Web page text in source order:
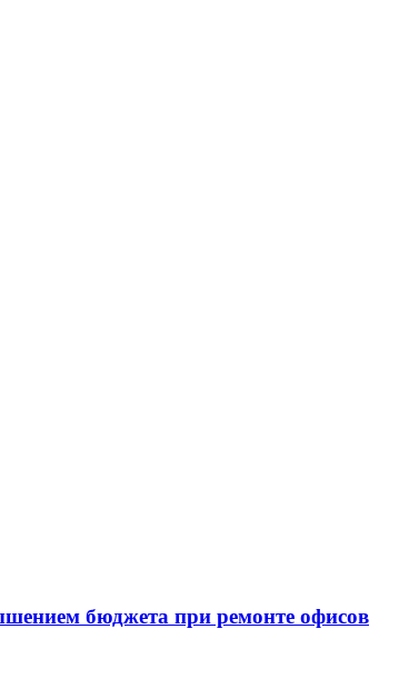
бюджета при ремонте офисов